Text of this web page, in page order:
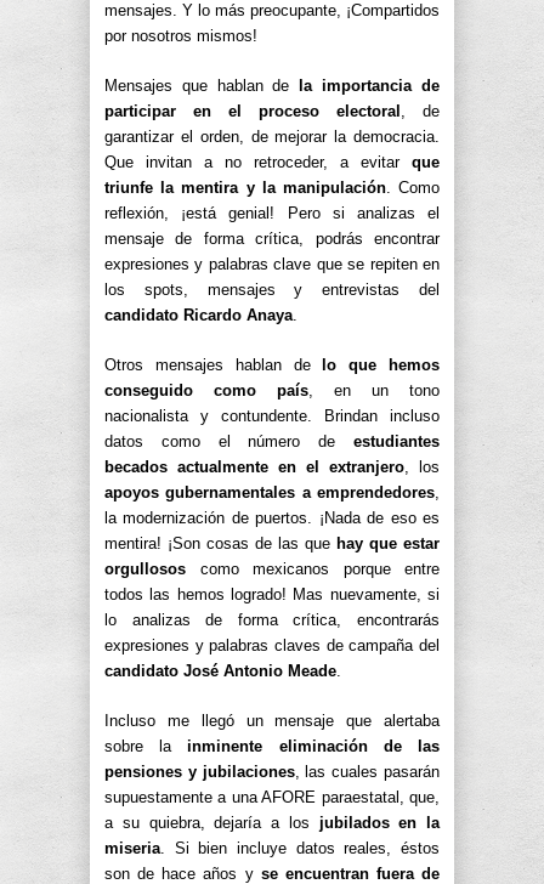
mensajes. Y lo más preocupante, ¡Compartidos
por nosotros mismos!
Mensajes que hablan de
la importancia de
participar en el proceso electoral , de
garantizar el orden, de mejorar la democracia.
Que invitan a no retroceder, a evitar que
triunfe la mentira y la manipulación. Como
reflexión, ¡está genial! Pero si analizas el
mensaje de forma crítica, podrás encontrar
expresiones y palabras clave que se repiten en
los spots, mensajes y entrevistas del
candidato Ricardo Anaya.
Otros mensajes hablan de
lo que hemos
conseguido como país, en un tono
nacionalista y contundente. Brindan incluso
datos como el número de estudiantes
becados actualmente en el extranjero, los
apoyos gubernamentales a emprendedores,
la modernización de puertos. ¡Nada de eso es
mentira! ¡Son cosas de las que hay que estar
orgullosos como mexicanos porque entre
todos las hemos logrado! Mas nuevamente, si
lo analizas de forma crítica, encontrarás
expresiones y palabras claves de campaña del
candidato José Antonio Meade.
Incluso me llegó un mensaje que alertaba
sobre lainminente eliminación de las
pensiones y jubilaciones, las cuales pasarán
supuestamente a una AFORE paraestatal, que,
a su quiebra, dejaría a los jubilados en la
miseria. Si bien incluye datos reales, éstos
son de hace años y se encuentran fuera de